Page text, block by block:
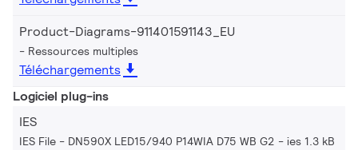
Product-Diagrams-911401591143_EU
Ressources multiples
Téléchargements
Logiciel plug-ins
IES
IES File - DN590X LED15/940 P14WIA D75 WB G2 ies 1.3 kB